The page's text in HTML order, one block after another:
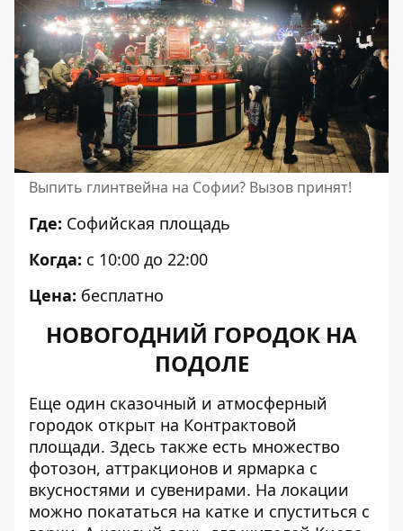
Выпить глинтвейна на Софии? Вызов принят!
Где: Софийская площадь
Когда: с 10:00 до 22:00
Цена: бесплатно
НОВОГОДНИЙ ГОРОДОК НА
ПОДОЛЕ
Еще один сказочный и атмосферный
городок открыт на Контрактовой
площади. Здесь также есть множество
фотозон, аттракционов и ярмарка с
вкусностями и сувенирами. На локации
можно покататься на катке и спуститься с